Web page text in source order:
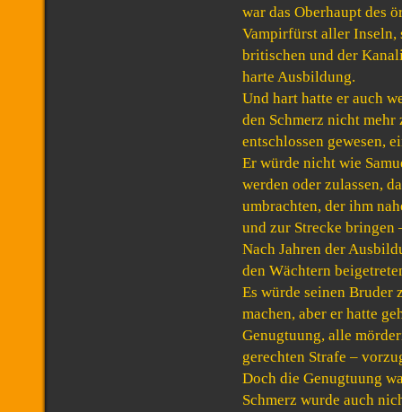
war das Oberhaupt des
Vampirfürst aller Inseln,
britischen und der
harte Ausbildung.
Und hart hatte er auch
den Schmerz nicht mehr
entschlossen gewesen,
Er würde nicht wie
werden oder zulassen,
umbrachten, der ihm
und zur Strecke bringen
Nach Jahren der
den Wächtern
Es würde seinen Bruder
machen, aber er hatte
Genugtuung, alle
gerechten Strafe –
Doch die Genugtuung
Schmerz wurde auch